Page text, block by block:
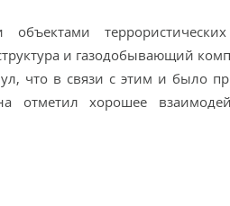
и газодобывающий
что в связи с этим и было
отметил хорошее